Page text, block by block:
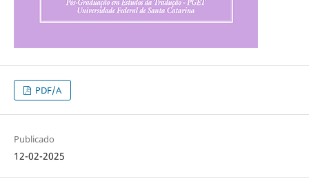
PDF/A
Publicado
12-02-2025